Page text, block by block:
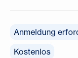
Anmeldung
Kostenlos